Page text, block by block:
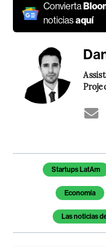
Convierta
noticiasaquí
Temas de este
Startups LatAm
Economía
Las noticias